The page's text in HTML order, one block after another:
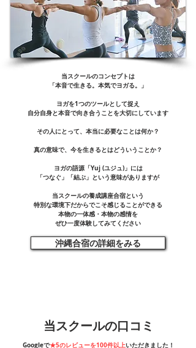
当スクールのコンセプトは
「本音で生きる。本気でヨガる。」​
ヨガを1つのツールとして捉え
​自分自身と本音で向き合うことを大切にしています
​その人にとって、 本当に必要なことは何か？
真の意味で、 今を生きるとはどういうことか？
ヨガの語源「Yuj (ユジュ)」には
「つなぐ」「結ぶ」という意味がありますが
当スクールの養成講座合宿という
特別な環境下だからでこそ感じることができる
本物の一体感・本物の感情を
ぜひ一度体験してみてください
沖縄合宿の詳細をみる
​当スクールの口コミ
Googleで★5のレビューを100件以上いただきました！